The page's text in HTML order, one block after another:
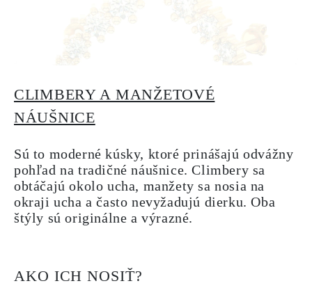
CLIMBERY A MANŽETOVÉ
NÁUŠNICE
Sú to moderné kúsky, ktoré prinášajú odvážny
pohľad na tradičné náušnice. Climbery sa
obtáčajú okolo ucha, manžety sa nosia na
okraji ucha a často nevyžadujú dierku. Oba
štýly sú originálne a výrazné.
AKO ICH NOSIŤ?